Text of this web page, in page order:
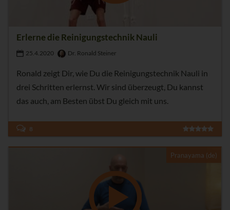
Erlerne die Reinigungstechnik Nauli
25.4.2020 Dr. Ronald Steiner
Ronald zeigt Dir, wie Du die Reinigungstechnik Nauli in
drei Schritten erlernst. Wir sind überzeugt, Du kannst
das auch, am Besten übst Du gleich mit uns.
8
Pranayama (de)